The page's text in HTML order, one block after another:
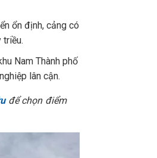
ổn định, cảng có
triều.
Nam Thành phố
lân cận.
để chọn điểm